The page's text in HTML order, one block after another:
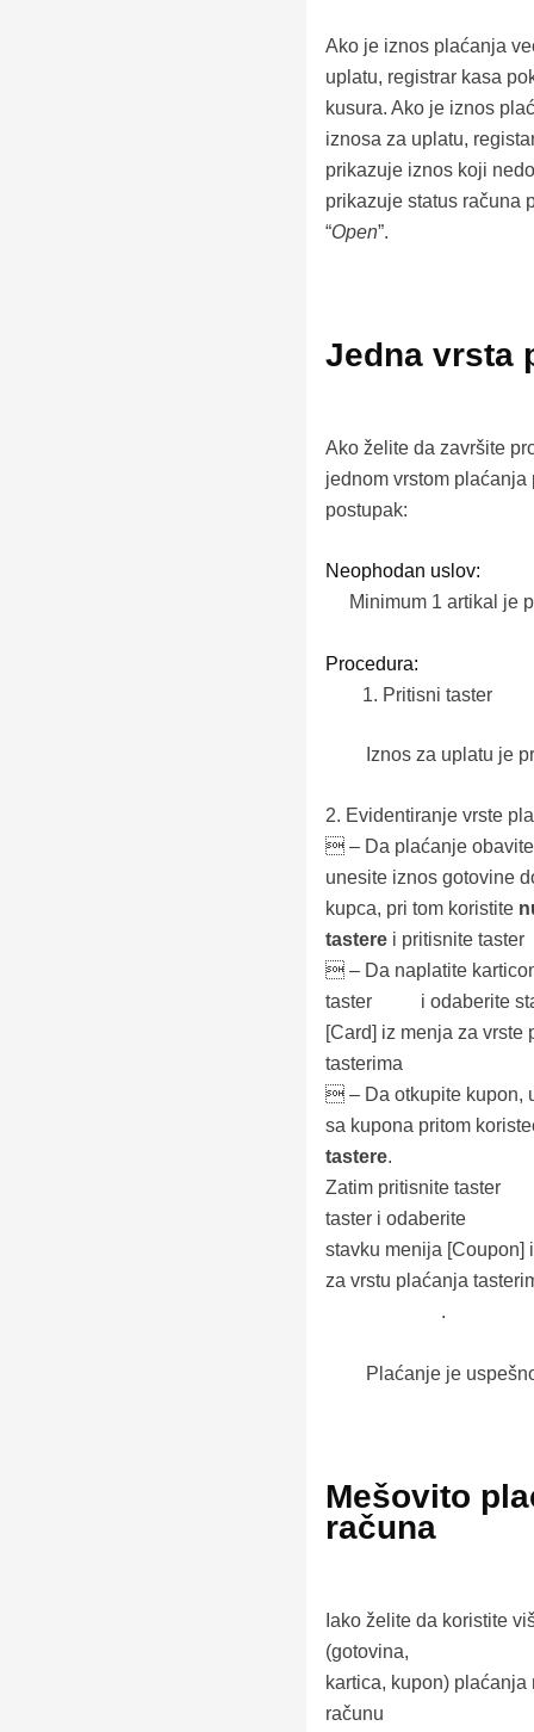
Ako je iznos plaćanja
uplatu, registrar kasa
kusura. Ako je iznos
iznosa za uplatu,
prikazuje iznos koji
prikazuje status računa
“Open”.
Jedna vrsta
Ako želite da završite
jednom vrstom plaćanja
postupak:
Neophodan uslov:
Minimum 1 artikal je
Procedura:
Pritisni taster
Iznos za uplatu je
2. Evidentiranje vrste
 – Da plaćanje
unesite iznos gotovine
kupca, pri tom koristite
tastere i pritisnite taster
 – Da naplatite
taster
i odaberite
[Card] iz menja za vrste
tasterima
 – Da otkupite kupon,
sa kupona pritom
tastere.
Zatim pritisnite taster
taster i odaberite
stavku menija [Coupon]
za vrstu plaćanja
.
Plaćanje je
Mešovito
računa
Iako želite da koristite
(gotovina,
kartica, kupon) plaćanja
računu